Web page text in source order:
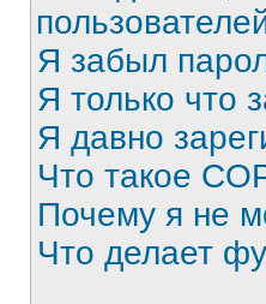
Я забыл
Я только что
Я давно
Что такое
Почему я не
Что делает